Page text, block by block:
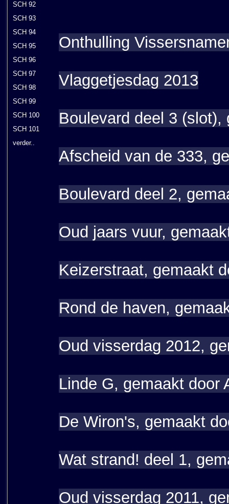
SCH 92
SCH 93
SCH 94
SCH 95
SCH 96
SCH 97
SCH 98
SCH 99
SCH 100
SCH 101
verder..
Onthulling
Vlaggetjesdag 2013
Boulevard deel 3 (slot),
Afscheid van de 333,
Boulevard deel 2,
Oud jaars vuur,
Keizerstraat, gemaakt
Rond de haven,
Oud visserdag 2012,
Linde G, gemaakt door
De Wiron's, gemaakt
Wat strand! deel 1,
Oud visserdag 2011,